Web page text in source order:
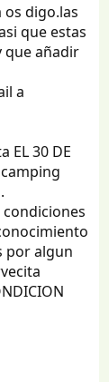
digo.las
que estas
que añadir
a
EL 30 DE
por algun